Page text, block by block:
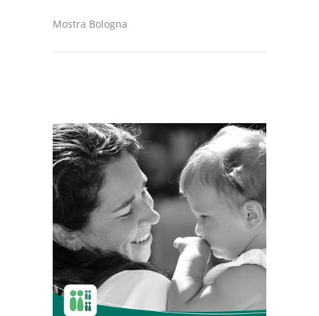
Mostra Bologna